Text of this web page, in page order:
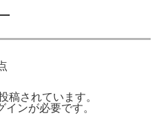
稿されています。
インが必要です。